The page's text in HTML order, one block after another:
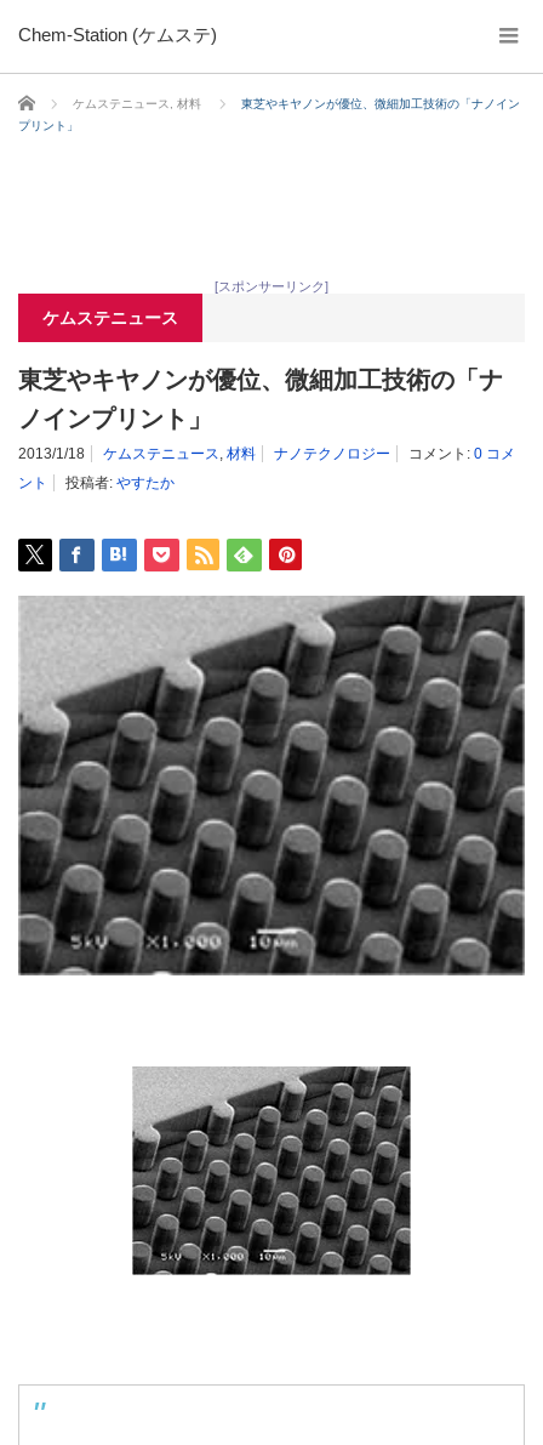
Chem-Station (ケムステ)
ホーム ケムステニュース 材料
東芝やキヤノンが優位、微細加工技術の「ナノイン
プリント」
[スポンサーリンク]
ケムステニュース
東芝やキヤノンが優位、微細加工技術の「ナ
ノインプリント」
2013/1/18 ケムステニュース, 材料 ナノテクノロジー コメント: 0 コメ
ント
投稿者: やすたか